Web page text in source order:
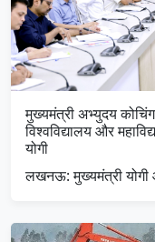
मुख्यमंत्री अभ्युदय
विश्वविद्यालय और
योगी
लखनऊ: मुख्यमंत्री